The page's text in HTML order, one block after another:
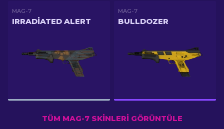
MAG-7
IRRADIATED ALERT
MAG-7
BULLDOZER
TÜM MAG-7 SKINLERI GÖRÜNTÜLE